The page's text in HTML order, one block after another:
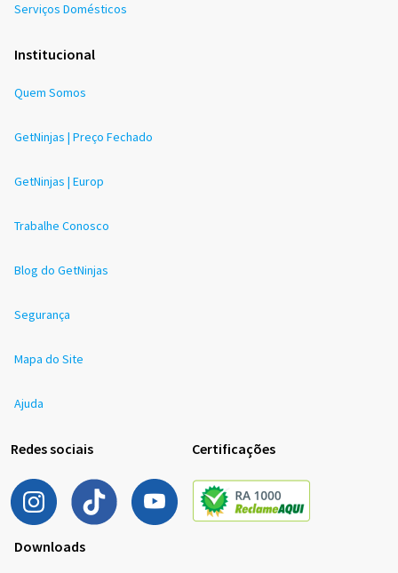
Serviços Domésticos
Institucional
Quem Somos
GetNinjas | Preço Fechado
GetNinjas | Europ
Trabalhe Conosco
Blog do GetNinjas
Segurança
Mapa do Site
Ajuda
Redes sociais Certificações
Downloads